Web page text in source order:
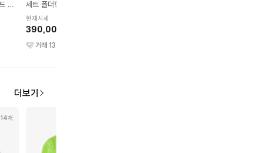
케
세트 폴더형 지갑 블랙
현재시세
390,000원
거래 137
더보기
14개